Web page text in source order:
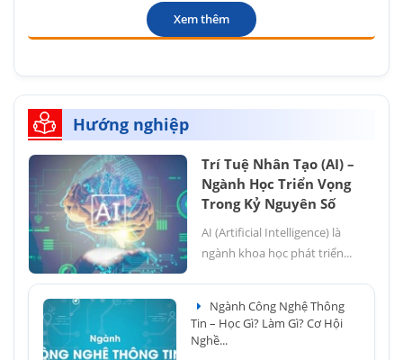
Xem thêm
Hướng nghiệp
Trí Tuệ Nhân Tạo (AI) –
Ngành Học Triển Vọng
Trong Kỷ Nguyên Số
AI (Artificial Intelligence) là
ngành khoa học phát triển...
Ngành Công Nghệ Thông
Tin – Học Gì? Làm Gì? Cơ Hội
Nghề...